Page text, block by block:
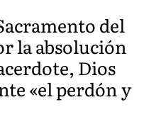
del
la absolución
Dios
«el perdón y